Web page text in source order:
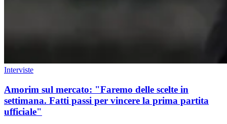
Interviste
Amorim sul mercato: "Faremo delle scelte in
settimana. Fatti passi per vincere la prima partita
ufficiale"